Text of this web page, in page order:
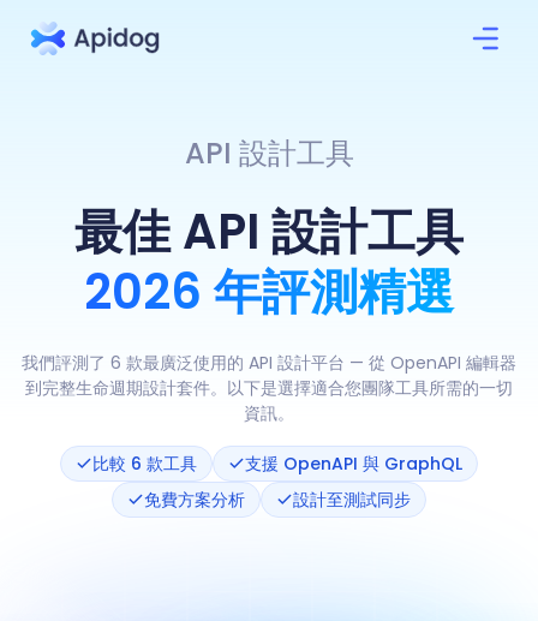
API 設計工具
最佳 API 設計工具
2026 年評測精選
我們評測了 6 款最廣泛使用的 API 設計平台 — 從 OpenAPI 編輯器
到完整生命週期設計套件。以下是選擇適合您團隊工具所需的一切
資訊。
比較 6 款工具
支援 OpenAPI 與 GraphQL
免費方案分析
設計至測試同步